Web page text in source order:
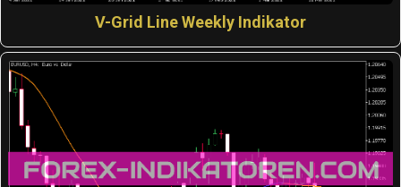
V-Grid Line Weekly Indikator